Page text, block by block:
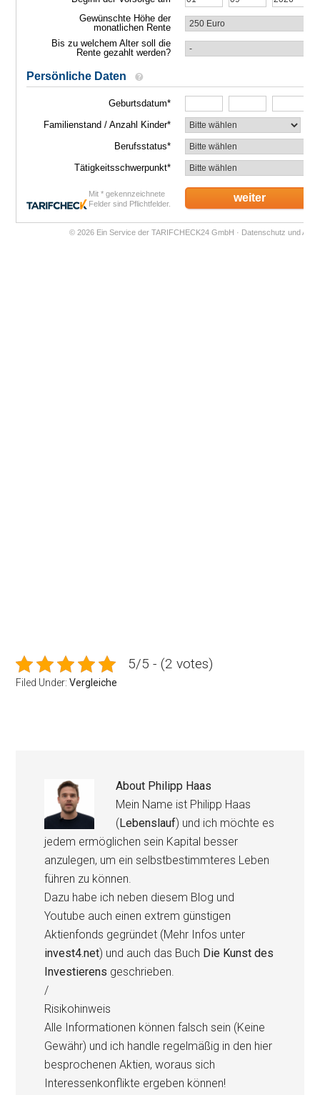
5/5 - (2 votes)
Filed Under:Vergleiche
About Philipp Haas
Mein Name ist Philipp Haas
(Lebenslauf) und ich möchte es
jedem ermöglichen sein Kapital besser
anzulegen, um ein selbstbestimmteres Leben
führen zu können.
Dazu habe ich neben diesem Blog und
Youtube auch einen extrem günstigen
Aktienfonds gegründet (Mehr Infos unter
invest4.net) und auch das Buch Die Kunst des
Investierens geschrieben.
/
Risikohinweis
Alle Informationen können falsch sein (Keine
Gewähr) und ich handle regelmäßig in den hier
besprochenen Aktien, woraus sich
Interessenkonflikte ergeben können!